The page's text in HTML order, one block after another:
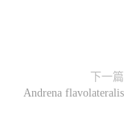
下一篇
Andrena flavolateralis